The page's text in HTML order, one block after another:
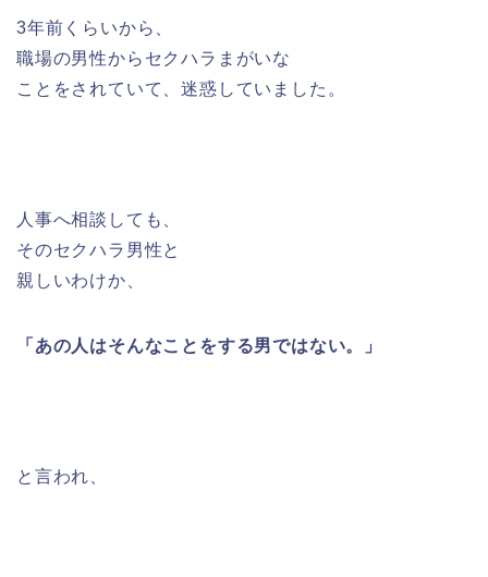
3年前くらいから、
職場の男性からセクハラまがいな
ことをされていて、迷惑していました。
人事へ相談しても、
そのセクハラ男性と
親しいわけか、
「あの人はそんなことをする男ではない。」
と言われ、